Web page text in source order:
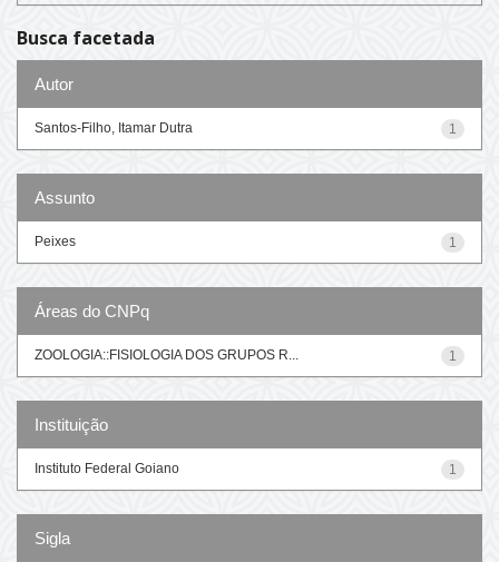
Busca facetada
Autor
1
Santos-Filho, Itamar Dutra
Assunto
1
Peixes
Áreas do CNPq
1
ZOOLOGIA::FISIOLOGIA DOS GRUPOS R...
Instituição
1
Instituto Federal Goiano
Sigla